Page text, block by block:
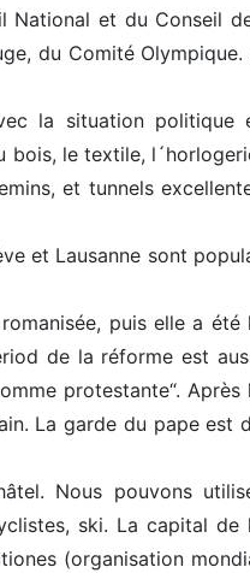
National et du Conseil
du Comité Olympique.
la situation politique
bois, le textile,
et tunnels
et Lausanne sont
puis elle a été
de la réforme est
protestante“. Après
La garde du pape est
Nous pouvons
ski. La capital de
(organisation